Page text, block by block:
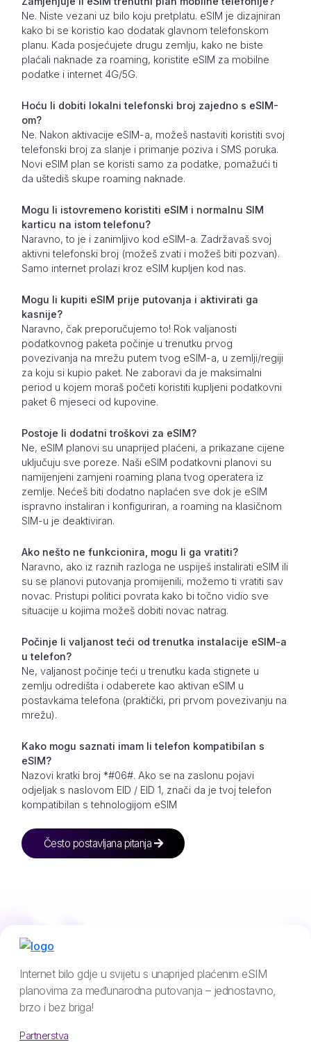
Ne. Niste vezani uz bilo koju pretplatu. eSIM je dizajniran
kako bi se koristio kao dodatak glavnom telefonskom
planu. Kada posjećujete drugu zemlju, kako ne biste
plaćali naknade za roaming, koristite eSIM za mobilne
podatke i internet 4G/5G.
Hoću li dobiti lokalni telefonski broj zajedno s eSIM-
om?
Ne. Nakon aktivacije eSIM-a, možeš nastaviti koristiti svoj
telefonski broj za slanje i primanje poziva i SMS poruka.
Novi eSIM plan se koristi samo za podatke, pomažući ti
da uštediš skupe roaming naknade.
Mogu li istovremeno koristiti eSIM i normalnu SIM
karticu na istom telefonu?
Naravno, to je i zanimljivo kod eSIM-a. Zadržavaš svoj
aktivni telefonski broj (možeš zvati i možeš biti pozvan).
Samo internet prolazi kroz eSIM kupljen kod nas.
Mogu li kupiti eSIM prije putovanja i aktivirati ga
kasnije?
Naravno, čak preporučujemo to! Rok valjanosti
podatkovnog paketa počinje u trenutku prvog
povezivanja na mrežu putem tvog eSIM-a, u zemlji/regiji
za koju si kupio paket. Ne zaboravi da je maksimalni
period u kojem moraš početi koristiti kupljeni podatkovni
paket 6 mjeseci od kupovine.
Postoje li dodatni troškovi za eSIM?
Ne, eSIM planovi su unaprijed plaćeni, a prikazane cijene
uključuju sve poreze. Naši eSIM podatkovni planovi su
namijenjeni zamjeni roaming plana tvog operatera iz
zemlje. Nećeš biti dodatno naplaćen sve dok je eSIM
ispravno instaliran i konfiguriran, a roaming na klasičnom
SIM-u je deaktiviran.
Ako nešto ne funkcionira, mogu li ga vratiti?
Naravno, ako iz raznih razloga ne uspiješ instalirati eSIM ili
su se planovi putovanja promijenili, možemo ti vratiti sav
novac. Pristupi politici povrata kako bi točno vidio sve
situacije u kojima možeš dobiti novac natrag.
Počinje li valjanost teći od trenutka instalacije eSIM-a
u telefon?
Ne, valjanost počinje teći u trenutku kada stignete u
zemlju odredišta i odaberete kao aktivan eSIM u
postavkama telefona (praktički, pri prvom povezivanju na
mrežu).
Kako mogu saznati imam li telefon kompatibilan s
eSIM?
Nazovi kratki broj *#06#. Ako se na zaslonu pojavi
odjeljak s naslovom EID / EID 1, znači da je tvoj telefon
kompatibilan s tehnologijom eSIM
Često postavljana pitanja
Internet bilo gdje u svijetu s unaprijed plaćenim eSIM
planovima za međunarodna putovanja – jednostavno,
brzo i bez briga!
Partnerstva